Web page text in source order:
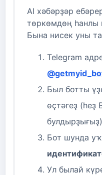
AI хәбәрҙәр
төркөмдөң һанлы
Бына нисек уны
Telegram
Был ботты
өҫтәгеҙ (һеҙ
булдырҙығыҙ)
Бот шунда
Ул былай